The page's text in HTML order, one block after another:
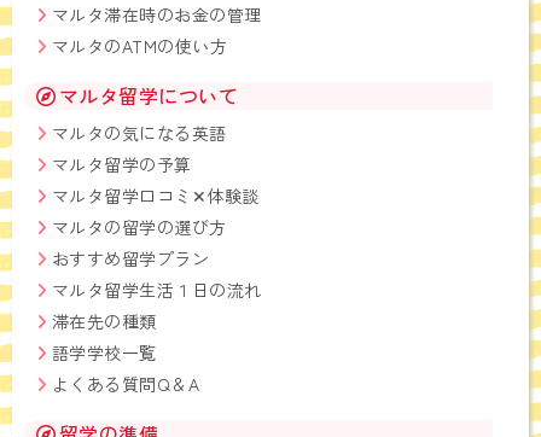
マルタ滞在時のお金の管理
マルタのATMの使い方
マルタ留学について
マルタの気になる英語
マルタ留学の予算
マルタ留学口コミ✕体験談
マルタの留学の選び方
おすすめ留学プラン
マルタ留学生活１日の流れ
滞在先の種類
語学学校一覧
よくある質問Q＆A